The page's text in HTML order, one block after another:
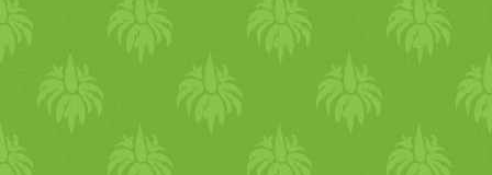
idő: kb. 60 perc + kelesztés
sütés Jó étvágyat! Ez egy
vegán recept volt. :) Hasonló